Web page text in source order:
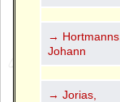
→ Hortmanns,
Johann
→ Jorias,